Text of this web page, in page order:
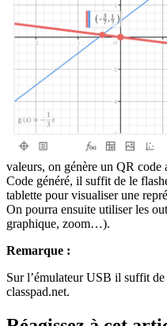
valeurs, on génère un QR code
Code généré, il suffit de le
tablette pour visualiser une
On pourra ensuite utiliser les
graphique, zoom…).
Remarque :
Sur l’émulateur USB il suffit
classpad.net.